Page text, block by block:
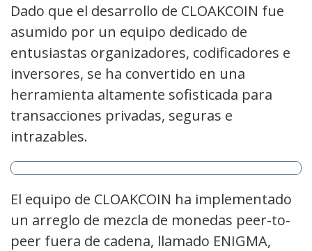
Dado que el desarrollo de CLOAKCOIN fue
asumido por un equipo dedicado de
entusiastas organizadores, codificadores e
inversores, se ha convertido en una
herramienta altamente sofisticada para
transacciones privadas, seguras e
intrazables.
El equipo de CLOAKCOIN ha implementado
un arreglo de mezcla de monedas peer-to-
peer fuera de cadena, llamado ENIGMA,